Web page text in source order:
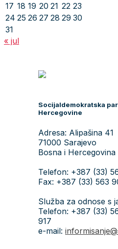
17 18 19 20 21 22 23
24 25 26 27 28 29 30
31
« jul
Socijaldemokratska
Hercegovine
Adresa: Alipašina 41
71000 Sarajevo
Bosna i Hercegovina
Telefon: +387 (33)
Fax: +387 (33) 563
Služba za odnose s
Telefon: +387 (33)
917
e-mail: